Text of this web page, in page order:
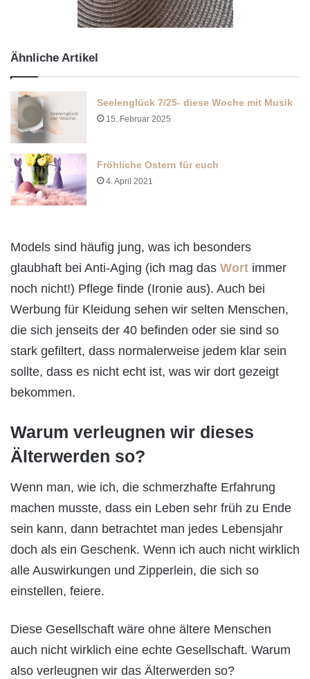
Ähnliche Artikel
Seelenglück 7/25- diese Woche mit Musik
15. Februar 2025
Fröhliche Ostern für euch
4. April 2021
Models sind häufig jung, was ich besonders
glaubhaft bei Anti-Aging (ich mag das Wort immer
noch nicht!) Pflege finde (Ironie aus). Auch bei
Werbung für Kleidung sehen wir selten Menschen,
die sich jenseits der 40 befinden oder sie sind so
stark gefiltert, dass normalerweise jedem klar sein
sollte, dass es nicht echt ist, was wir dort gezeigt
bekommen.
Warum verleugnen wir dieses
Älterwerden so?
Wenn man, wie ich, die schmerzhafte Erfahrung
machen musste, dass ein Leben sehr früh zu Ende
sein kann, dann betrachtet man jedes Lebensjahr
doch als ein Geschenk. Wenn ich auch nicht wirklich
alle Auswirkungen und Zipperlein, die sich so
einstellen, feiere.
Diese Gesellschaft wäre ohne ältere Menschen
auch nicht wirklich eine echte Gesellschaft. Warum
also verleugnen wir das Älterwerden so?